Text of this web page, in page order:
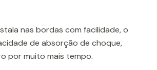
nas bordas com facilidade, o
de absorção de choque,
por muito mais tempo.